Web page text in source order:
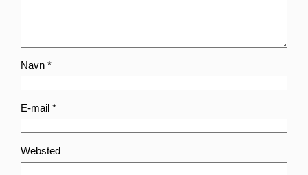
Navn*
E-mail*
Websted